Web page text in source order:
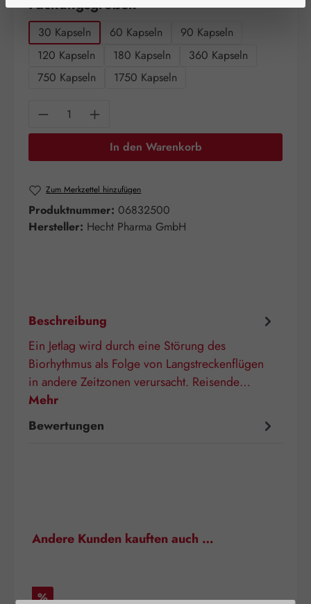
Packungsgrößen
30 Kapseln 60 Kapseln
90 Kapseln
120 Kapseln
180 Kapseln
360 Kapseln
750 Kapseln
1750 Kapseln
Produkt Anzahl: Gib den gewünschten
In den Warenkorb
Zum Merkzettel hinzufügen
Produktnummer: 06832500
Hersteller: Hecht Pharma GmbH
Beschreibung
Ein Jetlag wird durch eine Störung des
Biorhythmus als Folge von Langstreckenflügen
in andere Zeitzonen verursacht. Reisende…
Mehr
Bewertungen
Produktgalerie überspringen
Andere Kunden kauften auch …
Rabatt
%